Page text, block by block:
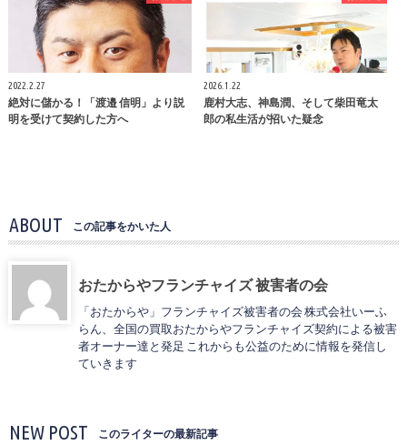
2022.2.27
絶対に儲かる！「渡邉 信明」より説
明を受けて契約した方へ
2026.1.22
鹿村大志、神島潤、そして柴田竜太
郎の私生活が招いた疑念
ABOUT この記事をかいた人
おたからやフランチャイズ 被害者の会
「おたからや」フランチャイズ被害者の会 株式会社いーふ
らん、全国の買取おたからやフランチャイズ契約による被害
者オーナー達と発足 これからも公益のために情報を発信し
ていきます
NEW POST このライターの最新記事